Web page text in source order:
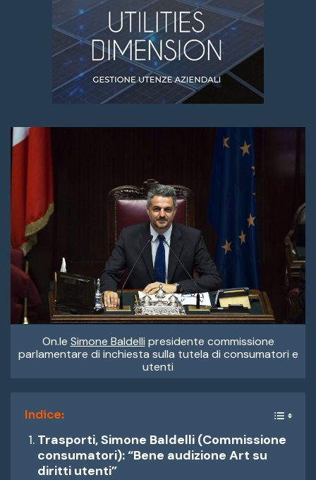
On.le Simone Baldelli presidente commissione
parlamentare di inchiesta sulla tutela di consumatori e
utenti
Indice:
Trasporti, Simone Baldelli (Commissione
consumatori): “Bene audizione Art su
diritti utenti”